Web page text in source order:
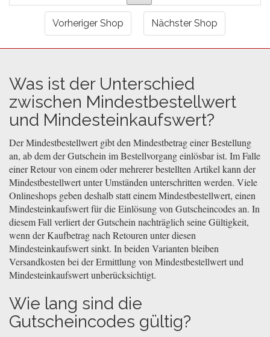
Vorheriger Shop Nächster Shop
Was ist der Unterschied
zwischen Mindestbestellwert
und Mindesteinkaufswert?
Der Mindestbestellwert gibt den Mindestbetrag einer Bestellung
an, ab dem der Gutschein im Bestellvorgang einlösbar ist. Im Falle
einer Retour von einem oder mehrerer bestellten Artikel kann der
Mindestbestellwert unter Umständen unterschritten werden. Viele
Onlineshops geben deshalb statt einem Mindestbestellwert, einen
Mindesteinkaufswert für die Einlösung von Gutscheincodes an. In
diesem Fall verliert der Gutschein nachträglich seine Gültigkeit,
wenn der Kaufbetrag nach Retouren unter diesen
Mindesteinkaufswert sinkt. In beiden Varianten bleiben
Versandkosten bei der Ermittlung von Mindestbestellwert und
Mindesteinkaufswert unberücksichtigt.
Wie lang sind die
Gutscheincodes gültig?